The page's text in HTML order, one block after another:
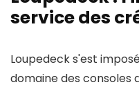
service des
Loupedeck s'est
domaine des consoles